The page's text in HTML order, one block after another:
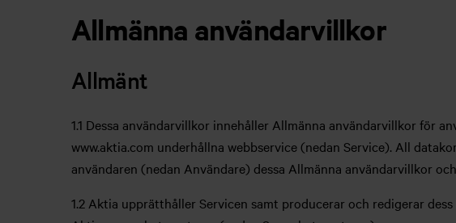
Allmänna användarvillkor
Allmänt
1.1 Dessa användarvillkor innehåller Allmänna användarvillkor för
www.aktia.com underhållna webbservice (nedan Service). All
användaren (nedan Användare) dessa Allmänna användarvillkor
1.2 Aktia upprätthåller Servicen samt producerar och redigerar